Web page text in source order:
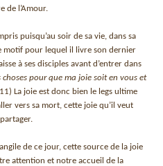
de l’Amour.
puisqu’au soir de sa vie, dans sa
motif pour lequel il livre son dernier
à ses disciples avant d’entrer dans
choses pour que ma joie soit en vous et
La joie est donc bien le legs ultime
vers sa mort, cette joie qu’il veut
de ce jour, cette source de la joie
attention et notre accueil de la